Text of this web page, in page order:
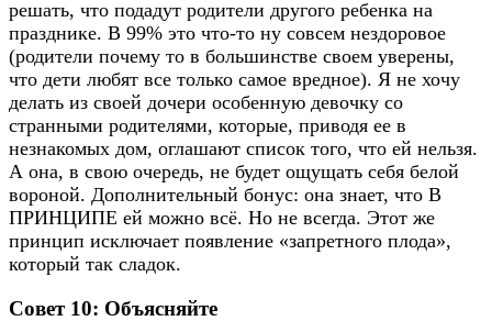
решать, что подадут родители другого ребенка на
празднике. В 99% это что-то ну совсем нездоровое
(родители почему то в большинстве своем уверены,
что дети любят все только самое вредное). Я не хочу
делать из своей дочери особенную девочку со
странными родителями, которые, приводя ее в
незнакомых дом, оглашают список того, что ей нельзя.
А она, в свою очередь, не будет ощущать себя белой
вороной. Дополнительный бонус: она знает, что В
ПРИНЦИПЕ ей можно всё. Но не всегда. Этот же
принцип исключает появление «запретного плода»,
который так сладок.
Совет 10: Объясняйте